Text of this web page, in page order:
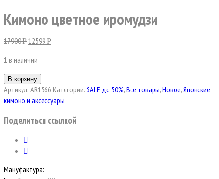
Кимоно цветное иромудзи
17900Р12599Р
1 в наличии
В корзину
Артикул: AR1566 Категории: SALE до 50%,Все товары,Новое,Японские
кимоно и аксессуары
Поделиться ссылкой
Мануфактура: